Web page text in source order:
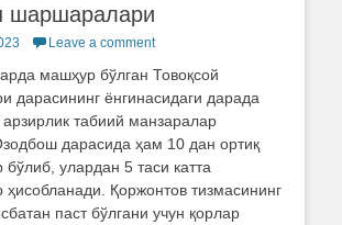
шаршаралари
Leave a comment
машҳур бўлган Товоқсой
дарасининг ёнгинасидаги дарада
табиий манзаралар
дарасида ҳам 10 дан ортиқ
улардан 5 таси катта
Қоржонтов тизмасининг
паст бўлгани учун қорлар